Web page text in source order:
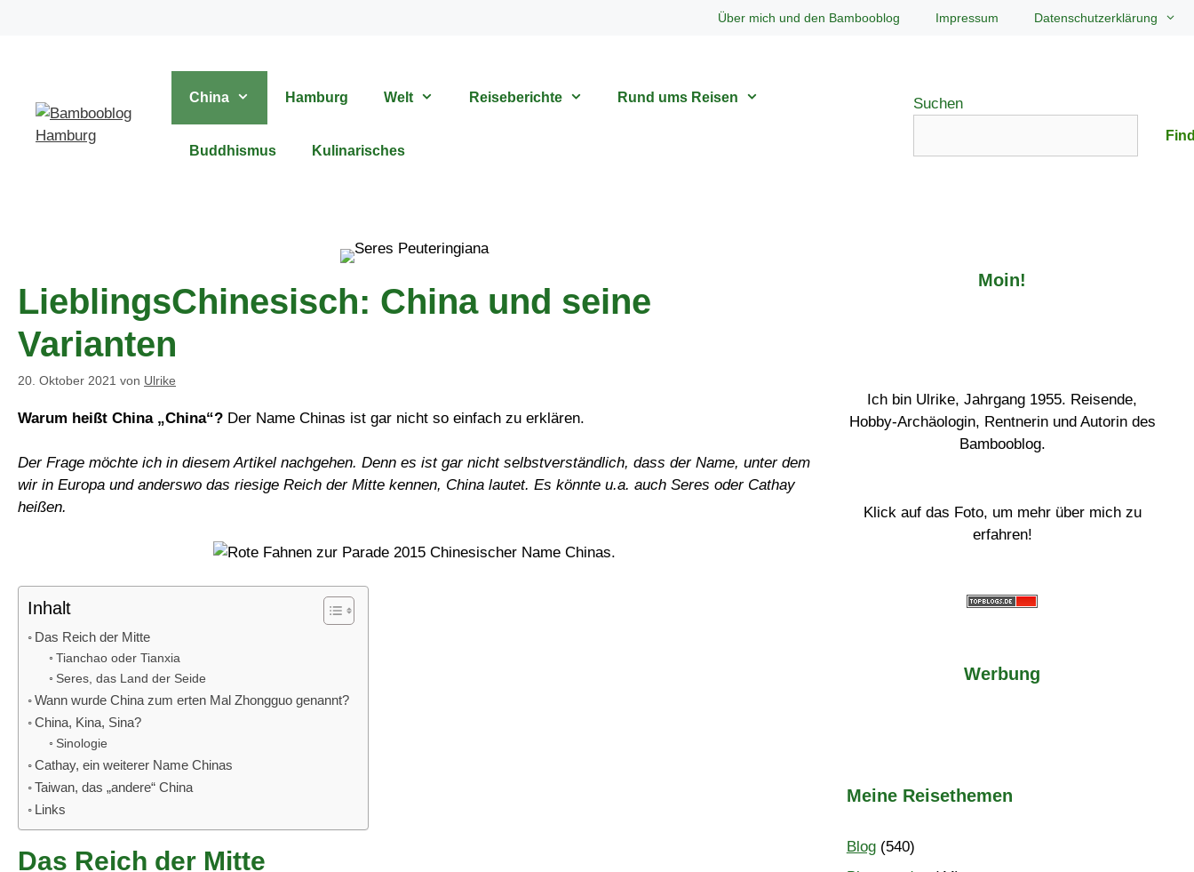
Über mich und den Bambooblog Impressum Datenschutzerklärung
China Hamburg Welt Reiseberichte Rund ums Reisen
Buddhismus Kulinarisches
Suchen
LieblingsChinesisch: China und seine
Varianten
20. Oktober 2021 von Ulrike
Warum heißt China „China“? Der Name Chinas ist gar nicht so einfach zu erklären.
Der Frage möchte ich in diesem Artikel nachgehen. Denn es ist gar nicht selbstverständlich, dass der Name, unter dem
wir in Europa und anderswo das riesige Reich der Mitte kennen, China lautet. Es könnte u.a. auch Seres oder Cathay
heißen.
Inhalt
Das Reich der Mitte
Tianchao oder Tianxia
Seres, das Land der Seide
Wann wurde China zum erten Mal Zhongguo genannt?
China, Kina, Sina?
Sinologie
Cathay, ein weiterer Name Chinas
Taiwan, das „andere“ China
Links
Das Reich der Mitte
Moin!
Ich bin Ulrike, Jahrgang 1955. Reisende,
Hobby-Archäologin, Rentnerin und Autorin des
Bambooblog.
Klick auf das Foto, um mehr über mich zu
erfahren!
Werbung
Meine Reisethemen
Blog(540)